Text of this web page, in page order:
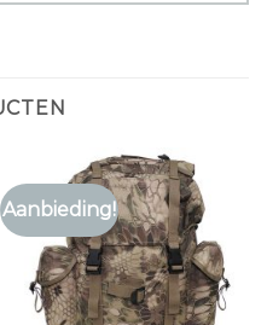
Aanbieding!